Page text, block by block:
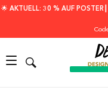
🌟 AKTUELL: 30 % AUF